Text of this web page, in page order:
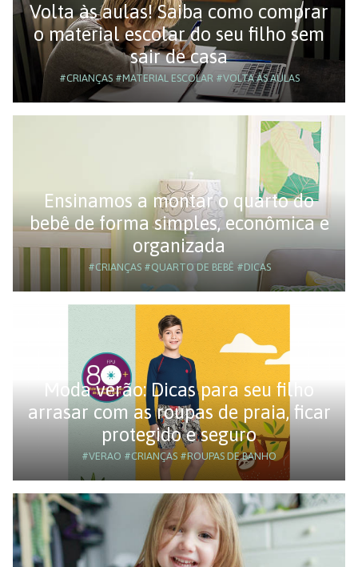
Volta às aulas! Saiba como comprar
o material escolar do seu filho sem
sair de casa
#CRIANÇAS#MATERIAL ESCOLAR#VOLTA ÀS AULAS
Ensinamos a montar o quarto do
bebê de forma simples, econômica e
organizada
#CRIANÇAS#QUARTO DE BEBÊ #DICAS
Moda verão: Dicas para seu filho
arrasar com as roupas de praia, ficar
protegido e seguro
#VERAO #CRIANÇAS #ROUPAS DE BANHO